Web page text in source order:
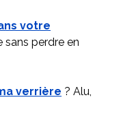
votre
sans perdre en
verrière ? Alu,